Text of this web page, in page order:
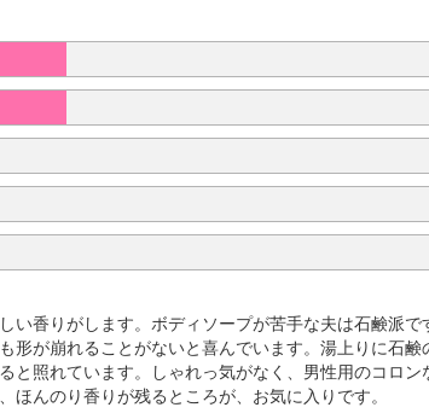
い香りがします。ボディソープが苦手な夫は石鹸派で
形が崩れることがないと喜んでいます。湯上りに石鹸
と照れています。しゃれっ気がなく、男性用のコロン
ほんのり香りが残るところが、お気に入りです。